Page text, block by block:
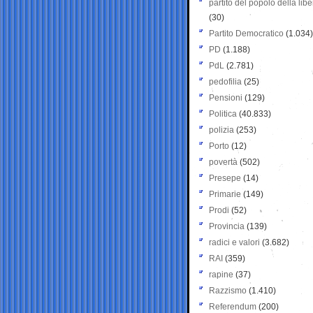
partito del popolo della
(30)
Partito Democratico (1.034)
PD (1.188)
PdL (2.781)
pedofilia (25)
Pensioni (129)
Politica (40.833)
polizia (253)
Porto (12)
povertà (502)
Presepe (14)
Primarie (149)
Prodi (52)
Provincia (139)
radici e valori (3.682)
RAI (359)
rapine (37)
Razzismo (1.410)
Referendum (200)